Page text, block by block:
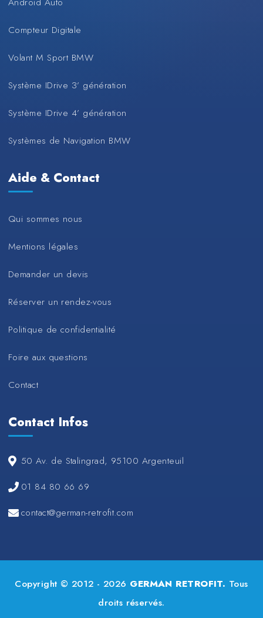
Compteur Digitale
Volant M Sport BMW
Système IDrive 3’ génération
Système IDrive 4’ génération
Systèmes de Navigation BMW
Aide & Contact
Qui sommes nous
Mentions légales
Demander un devis
Réserver un rendez-vous
Politique de confidentialité
Foire aux questions
Contact
Contact Infos
50 Av. de Stalingrad, 95100 Argenteuil
01 84 80 66 69
contact@german-retrofit.com
Copyright © 2012 - 2026 GERMAN RETROFIT. Tous
droits réservés.